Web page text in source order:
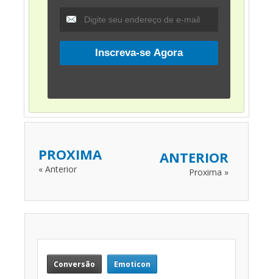
PROXIMA
« Anterior
ANTERIOR
Proxima »
Conversão Emoticon